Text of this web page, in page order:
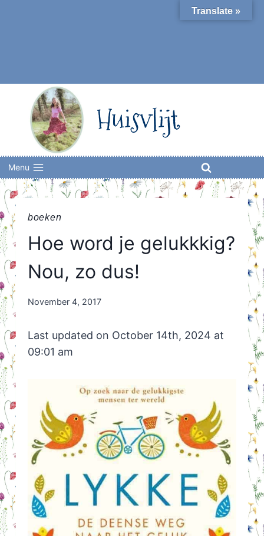
Huisvlijt
Menu
boeken
Hoe word je gelukkkig?
Nou, zo dus!
By
November 4, 2017
Last updated on October 14th, 2024 at
09:01 am
Translate »